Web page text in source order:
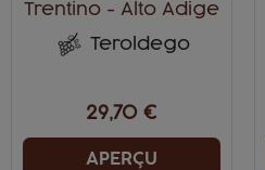
Trentino - Alto Adige
Teroldego
29,70 €
APERÇU